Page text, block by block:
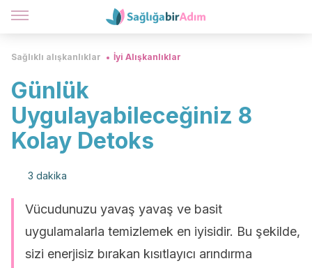
Sağlıklı alışkanlıklar İyi Alışkanlıklar
Günlük
Uygulayabileceğiniz 8
Kolay Detoks
3 dakika
Vücudunuzu yavaş yavaş ve basit
uygulamalarla temizlemek en iyisidir. Bu şekilde,
sizi enerjisiz bırakan kısıtlayıcı arındırma